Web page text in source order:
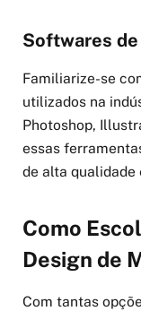
Softwares
Familiarize-se
utilizados na
Photoshop,
essas
de alta qualidade
Como
Design de
Com tantas